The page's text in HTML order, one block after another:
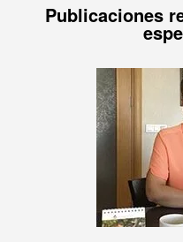
Publicaciones